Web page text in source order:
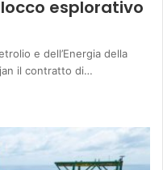
esplorativo
e dell’Energia della
il contratto di…